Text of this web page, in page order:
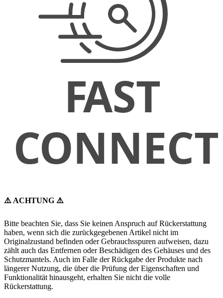
⚠️ ACHTUNG ⚠️
Bitte beachten Sie, dass Sie keinen Anspruch auf Rückerstattung
haben, wenn sich die zurückgegebenen Artikel nicht im
Originalzustand befinden oder Gebrauchsspuren aufweisen, dazu
zählt auch das Entfernen oder Beschädigen des Gehäuses und des
Schutzmantels. Auch im Falle der Rückgabe der Produkte nach
längerer Nutzung, die über die Prüfung der Eigenschaften und
Funktionalität hinausgeht, erhalten Sie nicht die volle
Rückerstattung.